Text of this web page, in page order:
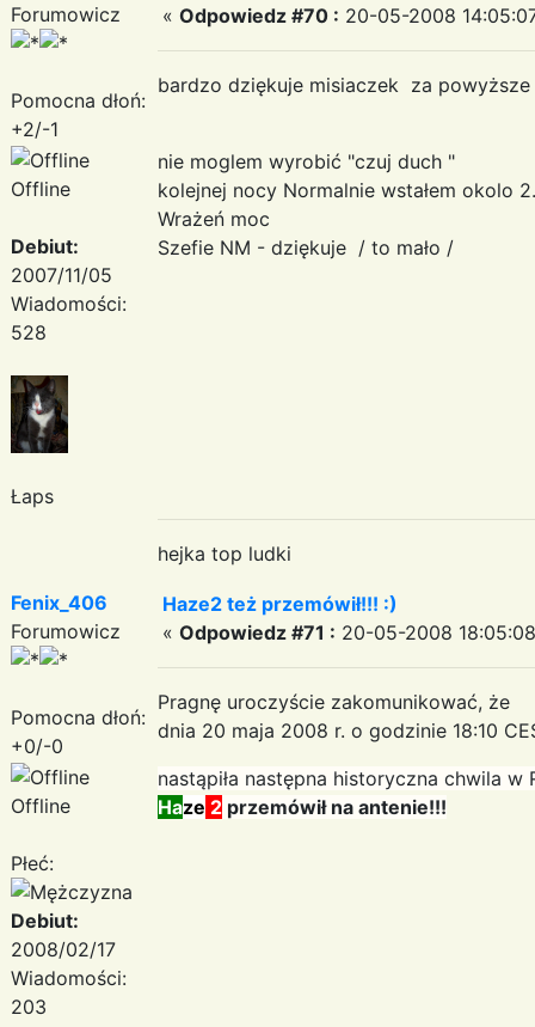
Forumowicz
Pomocna dłoń:
+2/-1
Offline
Debiut:
2007/11/05
Wiadomości:
528
Łaps
« Odpowiedz #70 : 20-05-2008
bardzo dziękuje misiaczek za powyższe
nie moglem wyrobić "czuj duch "
kolejnej nocy Normalnie wstałem okolo
Wrażeń moc
Szefie NM - dziękuje / to mało /
hejka top ludki
Fenix_406
Forumowicz
Pomocna dłoń:
+0/-0
Offline
Płeć:
Debiut:
2008/02/17
Wiadomości:
203
Haze2 też przemówił!!! :)
« Odpowiedz #71 : 20-05-2008
Pragnę uroczyście zakomunikować, że
dnia 20 maja 2008 r. o godzinie 18:10
nastąpiła następna historyczna chwila w
Haze 2 przemówił na antenie!!!